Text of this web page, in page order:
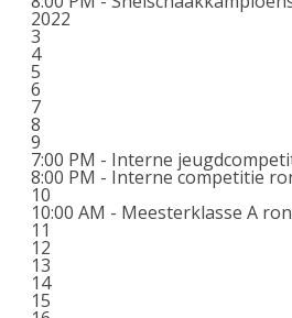
2022
3
4
5
6
7
8
9
7:00 PM - Interne
8:00 PM - Interne competitie
10
10:00 AM - Meesterklasse A
11
12
13
14
15